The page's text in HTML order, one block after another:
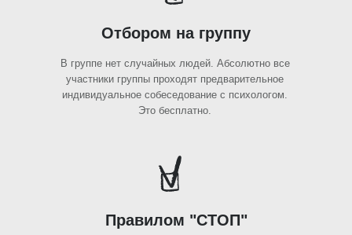
Правилом "СТОП"
Отбором на группу
В группе нет случайных людей. Абсолютно все
участники группы проходят предварительное
индивидуальное собеседование с психологом.
Это бесплатно.